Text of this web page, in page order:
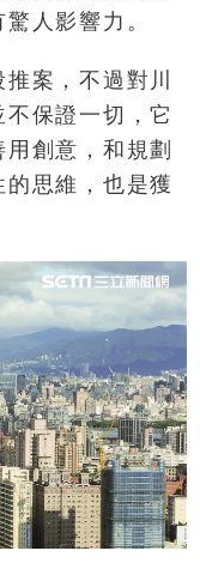
人影響力。
案，不過對川
保證一切，它
創意，和規劃
思維，也是獲